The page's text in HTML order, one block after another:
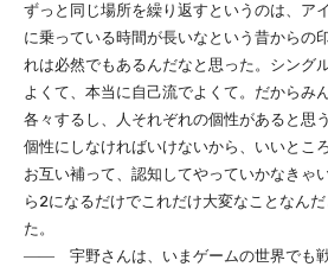
ずっと同じ場所を繰り返すというのは、ア
に乗っている時間が長いなという昔からの
れは必然でもあるんだなと思った。シング
よくて、本当に自己流でよくて。だからみ
各々するし、人それぞれの個性があると思
個性にしなければいけないから、いいとこ
お互い補って、認知してやっていかなきゃ
ら2になるだけでこれだけ大変なことなん
た。
―― 宇野さんは、いまゲームの世界でも